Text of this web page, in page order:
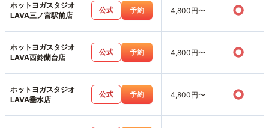
ホットヨガスタジオ
LAVA三ノ宮駅前店
公式 予約 4,800円〜 ○
ホットヨガスタジオ
LAVA西鈴蘭台店
公式 予約 4,800円〜 ○
ホットヨガスタジオ
LAVA垂水店
公式 予約 4,800円〜 ○